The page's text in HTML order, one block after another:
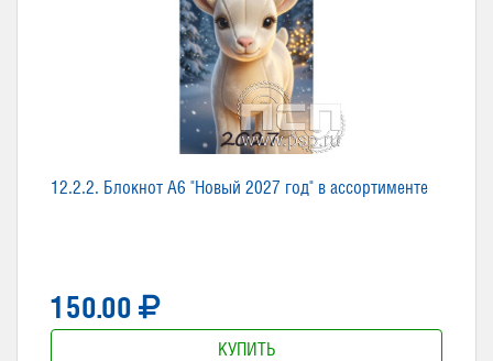
12.2.2. Блокнот А6 "Новый 2027 год" в ассортименте
150.00
КУПИТЬ